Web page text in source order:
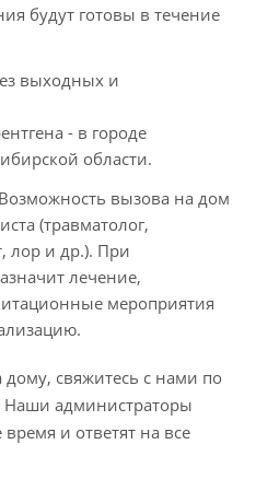
будут готовы в течение
выходных и
- в городе
области.
вызова на дом
(травматолог,
лор и др.). При
лечение,
мероприятия
дому, свяжитесь с нами по
Наши администраторы
и ответят на все